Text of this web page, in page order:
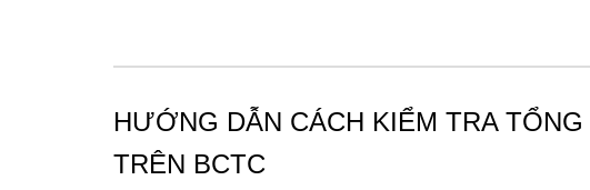
HƯỚNG DẪN CÁCH KIỂM TRA
TRÊN BCTC